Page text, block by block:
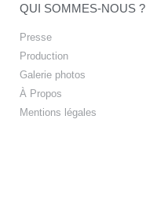
QUI SOMMES-NOUS ?
Presse
Production
Galerie photos
À Propos
Mentions légales